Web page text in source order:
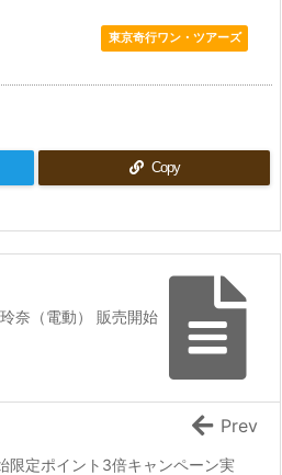
東京奇行ワン・ツアーズ
Copy
奈（電動） 販売開始
限定ポイント3倍キャンペーン実
Prev